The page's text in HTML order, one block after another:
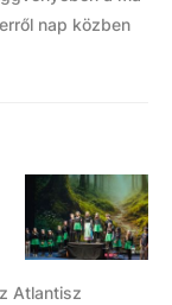
nap közben
Atlantisz